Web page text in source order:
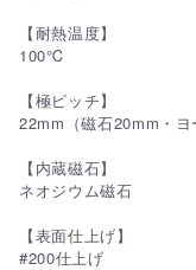
【耐熱温度】
100℃
【極ピッチ】
22mm（磁石20mm・ヨ
【内蔵磁石】
ネオジウム磁石
【表面仕上げ】
#200仕上げ